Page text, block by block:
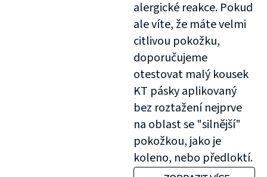
alergické reakce. Pokud
ale víte, že máte velmi
citlivou pokožku,
doporučujeme
otestovat malý kousek
KT pásky aplikovaný
bez roztažení nejprve
na oblast se "silnější"
pokožkou, jako je
koleno, nebo předloktí.